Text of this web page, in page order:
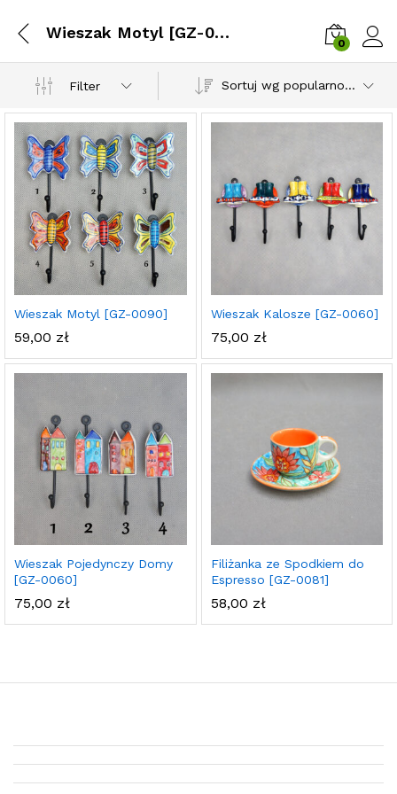
Wieszak Motyl [GZ-0090]
0
Filter Sortuj wg popularności
Wieszak Motyl [GZ-0090]
59,00 zł
Wieszak Kalosze [GZ-0060]
75,00 zł
Wieszak Pojedynczy Domy
[GZ-0060]
75,00 zł
Filiżanka ze Spodkiem do
Espresso [GZ-0081]
58,00 zł